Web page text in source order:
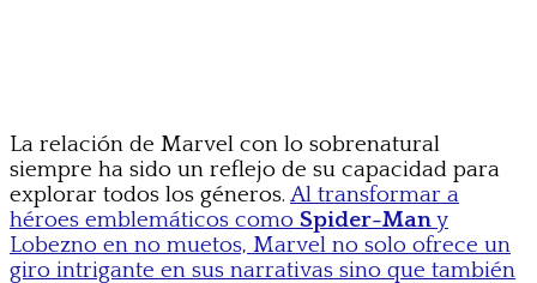
La relación de Marvel con lo sobrenatural
siempre ha sido un reflejo de su capacidad para
explorar todos los géneros. Al transformar a
héroes emblemáticos como Spider-Many
Lobezno en no muetos, Marvel no solo ofrece un
giro intrigante en sus narrativas sino que también